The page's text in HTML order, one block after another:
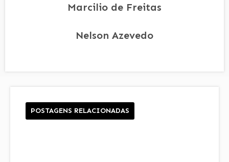
Marcilio de Freitas
Nelson Azevedo
POSTAGENS RELACIONADAS